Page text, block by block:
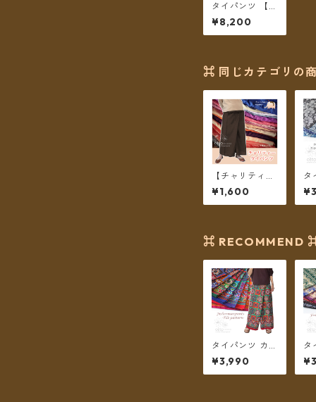
タイパンツ 【チ
ェトパン】 Fish
ermanpants-0
58 ＊メール便
¥8,200
⌘ 同じカテゴリの
【チャリティー
商品】チェトch
an support チ
ャリティータイ
¥1,600
タ
ド
&
料
⌘ RECOMMEND
タイパンツ カラ
フルタイル調柄
7カラー リゾパ
ン ロング丈【メ
¥3,990
タ
エ
ァ
B